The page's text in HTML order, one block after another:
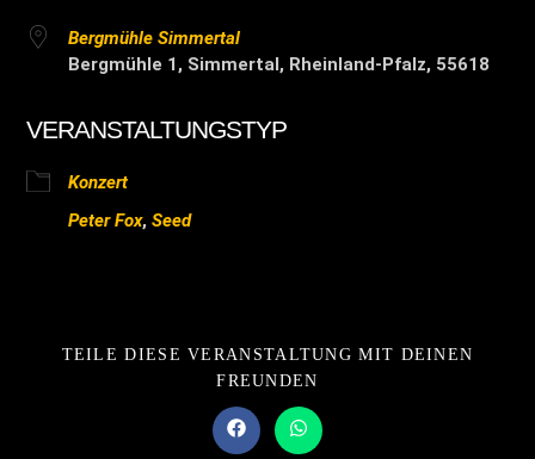
Bergmühle Simmertal
Bergmühle 1, Simmertal, Rheinland-Pfalz, 55618
VERANSTALTUNGSTYP
Konzert
Peter Fox,Seed
TEILE DIESE VERANSTALTUNG MIT DEINEN
FREUNDEN